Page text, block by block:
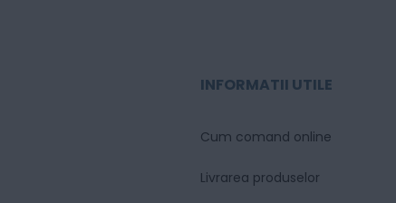
INFORMATII UTILE
Cum comand online
Livrarea produselor